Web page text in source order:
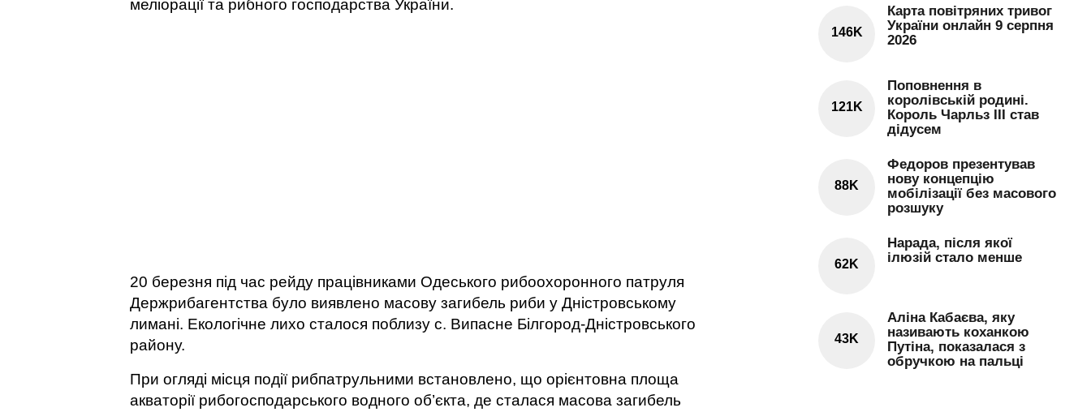
меліорації та рибного господарства України.
20 березня під час рейду працівниками Одеського рибоохоронного патруля
Держрибагентства було виявлено масову загибель риби у Дністровському
лимані. Екологічне лихо сталося поблизу с. Випасне Білгород-Дністровського
району.
При огляді місця події рибпатрульними встановлено, що орієнтовна площа
акваторії рибогосподарського водного об’єкта, де сталася масова загибель
146K
Карта повітряних тривог
України онлайн 9 серпня
2026
121K
Поповнення в
королівській родині.
Король Чарльз III став
дідусем
88K
Федоров презентував
нову концепцію
мобілізації без масового
розшуку
62K
Нарада, після якої
ілюзій стало менше
43K
Аліна Кабаєва, яку
називають коханкою
Путіна, показалася з
обручкою на пальці